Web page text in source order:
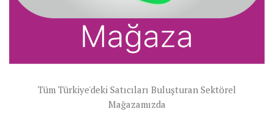
Tüm Türkiye'deki Satıcıları Buluşturan Sektörel
Mağazamızda